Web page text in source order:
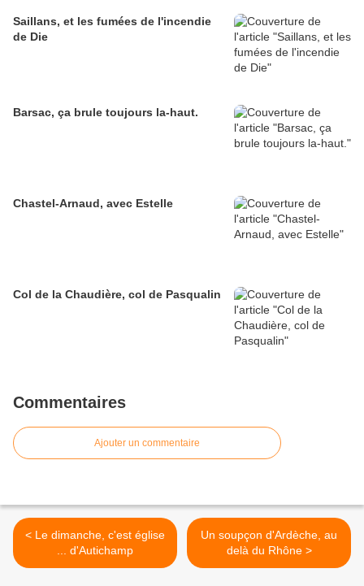
Saillans, et les fumées de l'incendie
de Die
Barsac, ça brule toujours la-haut.
Chastel-Arnaud, avec Estelle
Col de la Chaudière, col de Pasqualin
Commentaires
Ajouter un commentaire
< Le dimanche, c'est église
... d'Autichamp
Un soupçon d'Ardèche, au
delà du Rhône >